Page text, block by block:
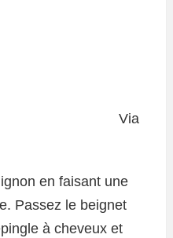
Via
en faisant une
Passez le beignet
à cheveux et